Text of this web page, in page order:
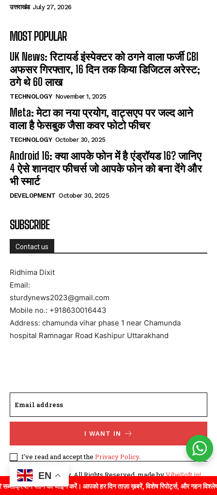
प्लान को जॉइन करें। आपको हर दिन ताज़ा ख़बरें, विशेष रिपोर्ट्स, और गहन विश्लेषण
उत्तराखंड July 27, 2026
MOST POPULAR
UK News: रिटायर्ड इंस्पेक्टर को ठगने वाला फर्जी CBI
अफसर गिरफ्तार, 16 दिन तक किया डिजिटल अरेस्ट;
ठगे थे 60 लाख
TECHNOLOGY November 1, 2025
Meta: मेटा का नया प्रयोग, वाट्सएप पर जल्द आने
वाला है फेसबुक जैसा कवर फोटो फीचर
TECHNOLOGY October 30, 2025
Android 16: क्या आपके फोन में है एंड्रॉयड 16? जानिए
4 ऐसे शानदार फीचर्स जो आपके फोन को बना देंगे और
भी स्मार्ट
DEVELOPMENT October 30, 2025
SUBSCRIBE
Contact us
Ridhima Dixit
Email:
sturdynews2023@gmail.com
Mobile no.: +918630016443
Address: chamunda vihar phase 1 near Chamunda
hospital Ramnagar Road Kashipur Uttarakhand
I WANT IN
I've read and accept the Privacy Policy.
©WhatTodayNew. All Rights Reserved. made byVibeSoft.in!
EN